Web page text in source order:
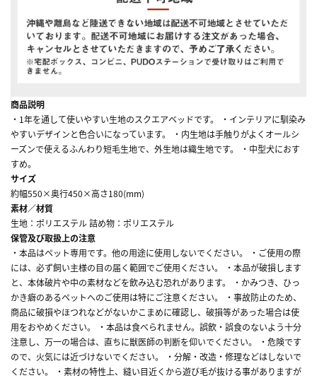
商品説明
・1年を通して使いやすい生地のスクエアベッドです。 ・インテリアに馴染み
やすいデザインと色合いになっています。 ・内生地は手触りがよくオールシ
ーズンで使えるふんわり短毛生地で、外生地は織生地です。 ・中型犬におす
すめ。
サイズ
約幅550×奥行450×高さ180(mm)
素材／材質
生地：ポリエステル 詰め物：ポリエステル
保管及び取扱上の注意
・本品はペット専用です。他の用途に使用しないでください。 ・ご使用の際
には、必ず飼い主様の目の届く範囲でご使用ください。 ・本品が破損します
と、本体破片や中の素材などを飲み込む恐れがあります。 ・かみつき、ひっ
かき癖のあるペットへのご使用は特にご注意ください。 ・事故防止のため、
商品に破損やほつれなどがないかこまめに確認し、破損等があった場合は使
用をおやめください。 ・本品は食べられません。誤飲・誤食のないよう十分
注意し、万一の場合は、直ちに獣医師の判断を仰いでください。 ・危険です
ので、火気には近づけないでください。 ・分解・改造・修理などはしないで
ください。 ・素材の特性上、縫い目近くから遊び毛が抜ける事がありますが